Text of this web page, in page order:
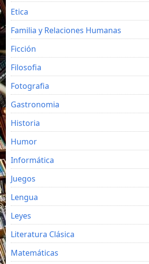
Etica
Familia y Relaciones Humanas
Ficción
Filosofia
Fotografia
Gastronomia
Historia
Humor
Informática
Juegos
Lengua
Leyes
Literatura Clásica
Matemáticas